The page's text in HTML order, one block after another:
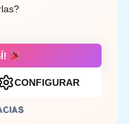
8 València
CONFIGURAR